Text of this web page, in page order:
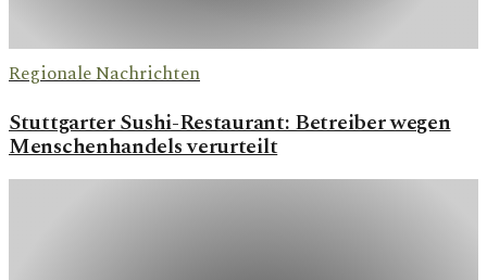
Regionale Nachrichten
Stuttgarter Sushi-Restaurant: Betreiber wegen
Menschenhandels verurteilt